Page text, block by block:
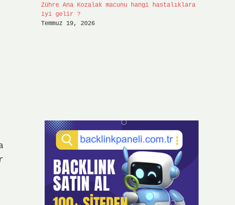
Zühre Ana Kozalak macunu hangi hastalıklara
iyi gelir ?
Temmuz 19, 2026